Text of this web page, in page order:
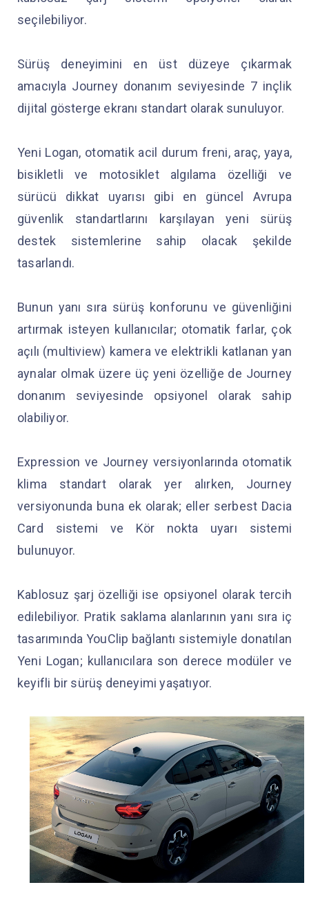
seçilebiliyor.
Sürüş deneyimini en üst düzeye çıkarmak
amacıyla Journey donanım seviyesinde 7 inçlik
dijital gösterge ekranı standart olarak sunuluyor.
Yeni Logan, otomatik acil durum freni, araç, yaya,
bisikletli ve motosiklet algılama özelliği ve
sürücü dikkat uyarısı gibi en güncel Avrupa
güvenlik standartlarını karşılayan yeni sürüş
destek sistemlerine sahip olacak şekilde
tasarlandı.
Bunun yanı sıra sürüş konforunu ve güvenliğini
artırmak isteyen kullanıcılar; otomatik farlar, çok
açılı (multiview) kamera ve elektrikli katlanan yan
aynalar olmak üzere üç yeni özelliğe de Journey
donanım seviyesinde opsiyonel olarak sahip
olabiliyor.
Expression ve Journey versiyonlarında otomatik
klima standart olarak yer alırken, Journey
versiyonunda buna ek olarak; eller serbest Dacia
Card sistemi ve Kör nokta uyarı sistemi
bulunuyor.
Kablosuz şarj özelliği ise opsiyonel olarak tercih
edilebiliyor. Pratik saklama alanlarının yanı sıra iç
tasarımında YouClip bağlantı sistemiyle donatılan
Yeni Logan; kullanıcılara son derece modüler ve
keyifli bir sürüş deneyimi yaşatıyor.